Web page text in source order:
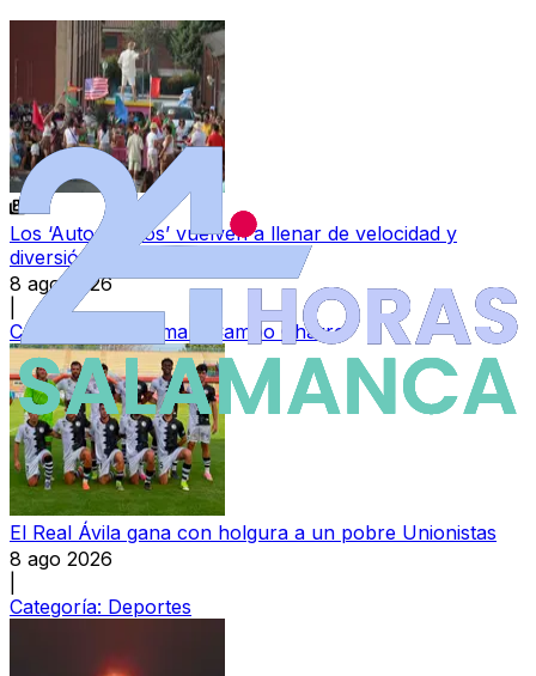
Los ‘Autos Locos’ vuelven a llenar de velocidad y
diversión las fiestas de Doñinos
8 ago 2026
Categoría:
Ledesma y Campo Charro
El Real Ávila gana con holgura a un pobre Unionistas
8 ago 2026
Categoría: Deportes